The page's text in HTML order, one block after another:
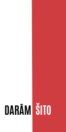
DARĀM ŠITO